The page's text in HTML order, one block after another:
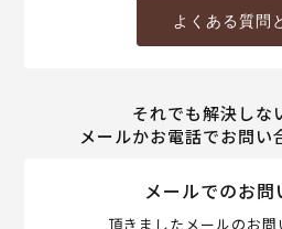
よくある質問
それでも解決しな
メールかお電話でお問い
メールでのお問
頂きましたメールのお問